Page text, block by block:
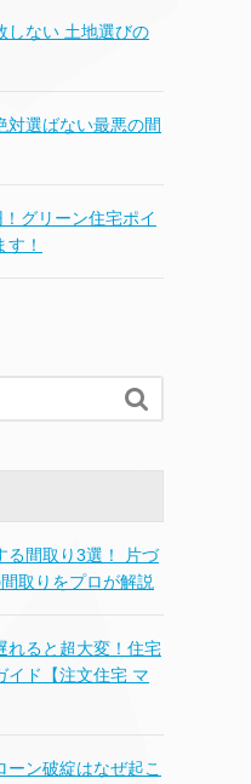
しない 土地選びの
対選ばない最悪の間
グリーン住宅ポイ
！

る間取り3選！ 片づ
取りをプロが解説
れると超大変！住宅
イド【注文住宅 マ
ーン破綻はなぜ起こ